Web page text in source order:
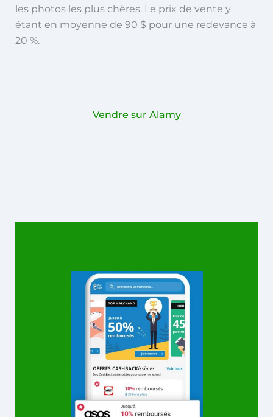
les photos les plus chères. Le prix de vente y
étant en moyenne de 90 $ pour une redevance à
20 %.
Vendre sur Alamy